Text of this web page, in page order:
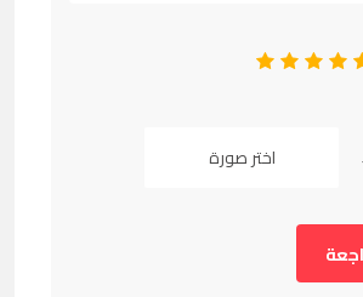
5
4
3
2
اختر صورة